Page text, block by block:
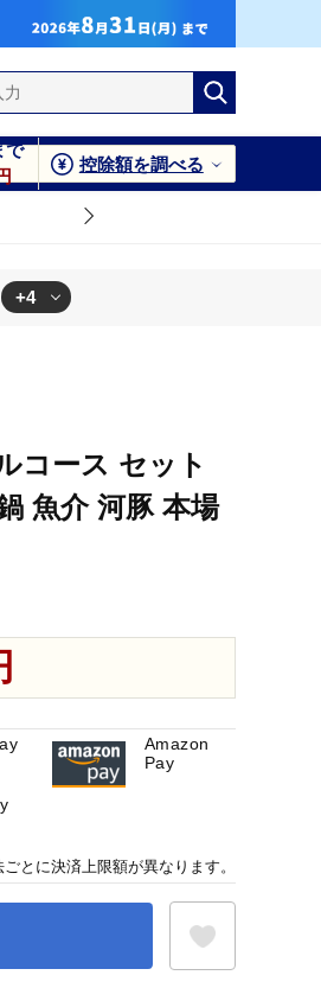
で
控除額を調べる
+4
コース セット
魚介 河豚 本場
Amazon
Pay
とに決済上限額が異なります。